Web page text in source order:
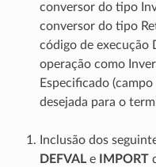
conversor do tipo
conversor do tipo
código de execução
operação como
Especificado (campo
desejada para o
Inclusão dos
DEFVALe IMPORT